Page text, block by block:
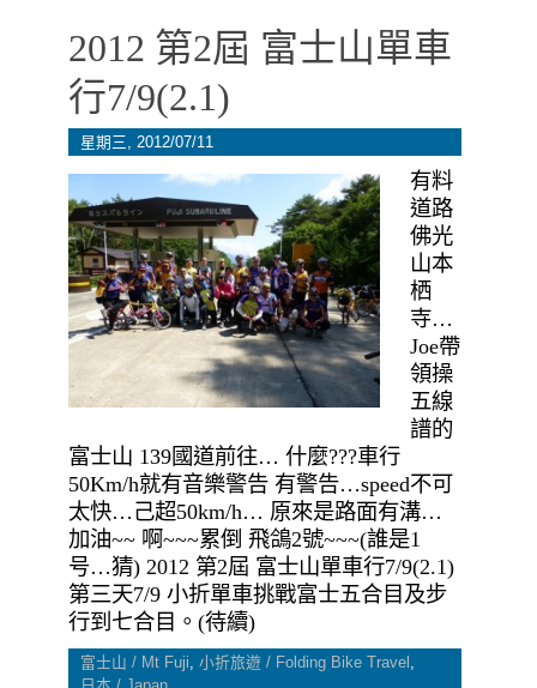
2012 第2屆 富士山單車
行7/9(2.1)
星期三, 2012/07/11
有料
道路
佛光
山本
栖
寺…
Joe帶
領操
五線
譜的
富士山 139國道前往… 什麼???車行
50Km/h就有音樂警告 有警告…speed不可
太快…己超50km/h… 原來是路面有溝…
加油~~ 啊~~~累倒 飛鴿2號~~~(誰是1
号…猜) 2012 第2屆 富士山單車行7/9(2.1)
第三天7/9 小折單車挑戰富士五合目及步
行到七合目。(待續)
富士山 / Mt Fuji, 小折旅遊 / Folding Bike Travel ,